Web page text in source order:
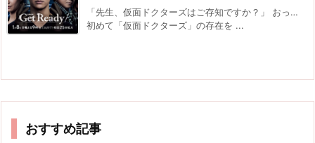
「先生、仮面ドクターズはご存知ですか？」 おっ…
初めて「仮面ドクターズ」の存在を ...
おすすめ記事